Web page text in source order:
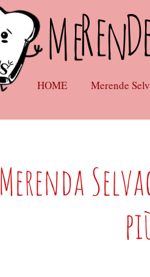
Me
HOME Merende
RenD
Merenda